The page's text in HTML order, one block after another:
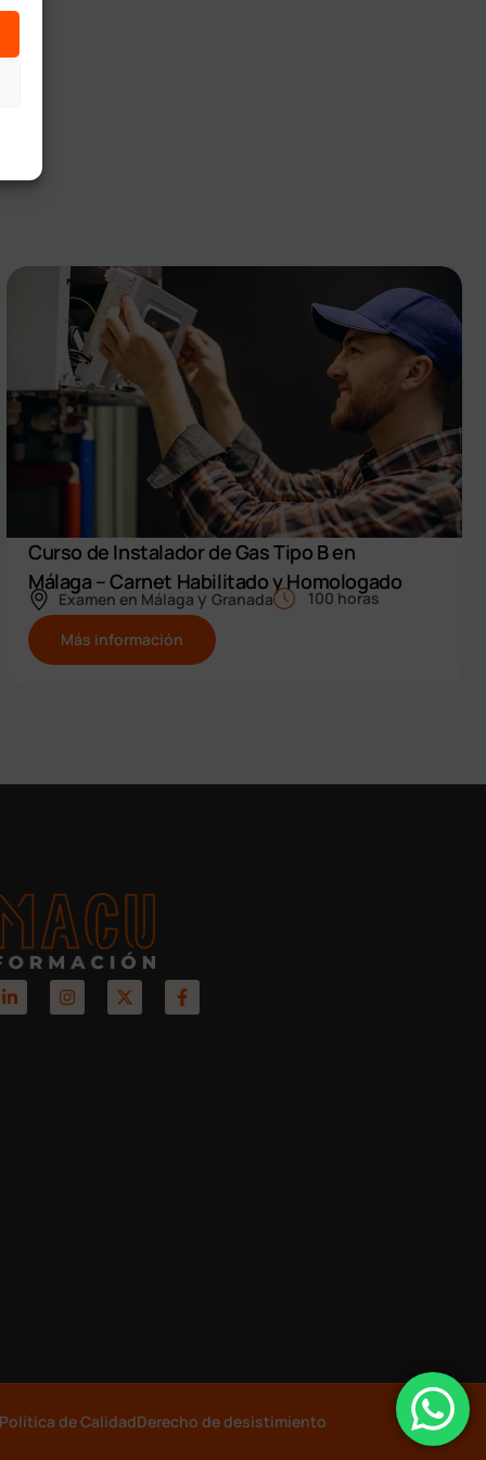
Curso de Instalador de Gas Tipo B en
Málaga – Carnet Habilitado y Homologado
Examen en Málaga y Granada
100 horas
Más información
Política de CalidadDerecho de desistimiento